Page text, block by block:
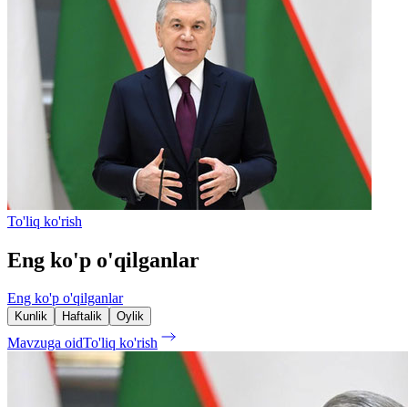
To'liq ko'rish
Eng ko'p o'qilganlar
Eng ko'p o'qilganlar
Kunlik Haftalik Oylik
Mavzuga oidTo'liq ko'rish